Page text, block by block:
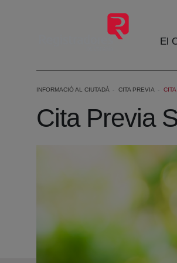
Salta al contingut principal
El
INFORMACIÓ AL CIUTADÀ CITA PREVIA
Cita Previa